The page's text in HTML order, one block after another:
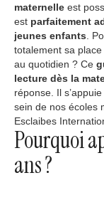
maternelle est
est parfaitement
jeunes enfants .
totalement sa
au quotidien ? Ce
lecture dès la
réponse. Il
sein de nos écoles
Esclaibes
Pourquoi
ans ?